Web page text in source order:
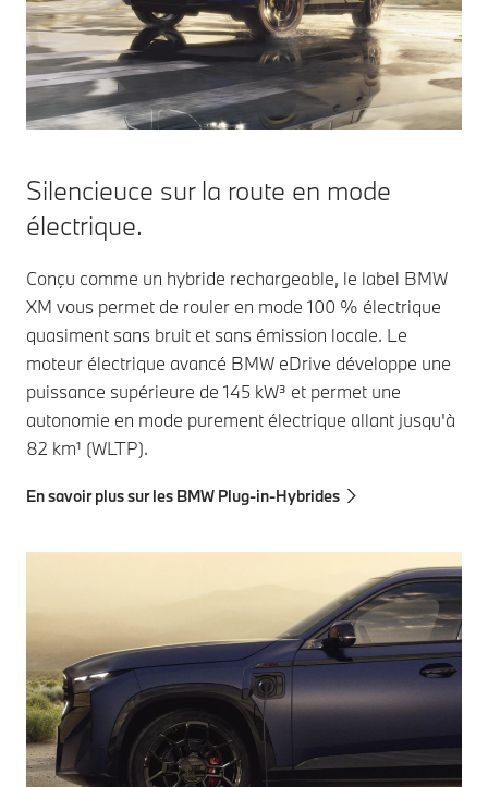
Silencieuce sur la route en mode
électrique.
Conçu comme un hybride rechargeable, le label BMW
XM vous permet de rouler en mode 100 % électrique
quasiment sans bruit et sans émission locale. Le
moteur électrique avancé BMW eDrive développe une
puissance supérieure de 145 kW³ et permet une
autonomie en mode purement électrique allant jusqu'à
82 km¹ (WLTP).
En savoir plus sur les BMW Plug-in-Hybrides